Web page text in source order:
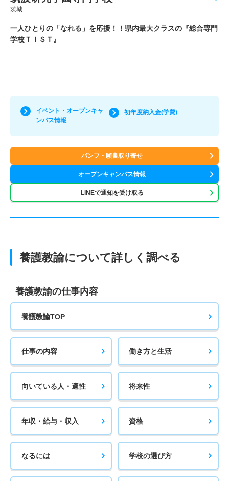
茨城
一人ひとりの「なれる」を応援！！県内最大クラスの『総合専門
学校ＴＩＳＴ』
イベント・オープンキャ
ンパス情報
初年度納入金(学費)
パンフ・願書取り寄せ
オープンキャンパス情報
LINEで通知を受け取る
養護教諭について詳しく調べる
養護教諭の仕事内容
養護教諭TOP
仕事の内容 働き方と生活
向いている人・適性 将来性
年収・給与・収入 資格
なるには 学校の選び方